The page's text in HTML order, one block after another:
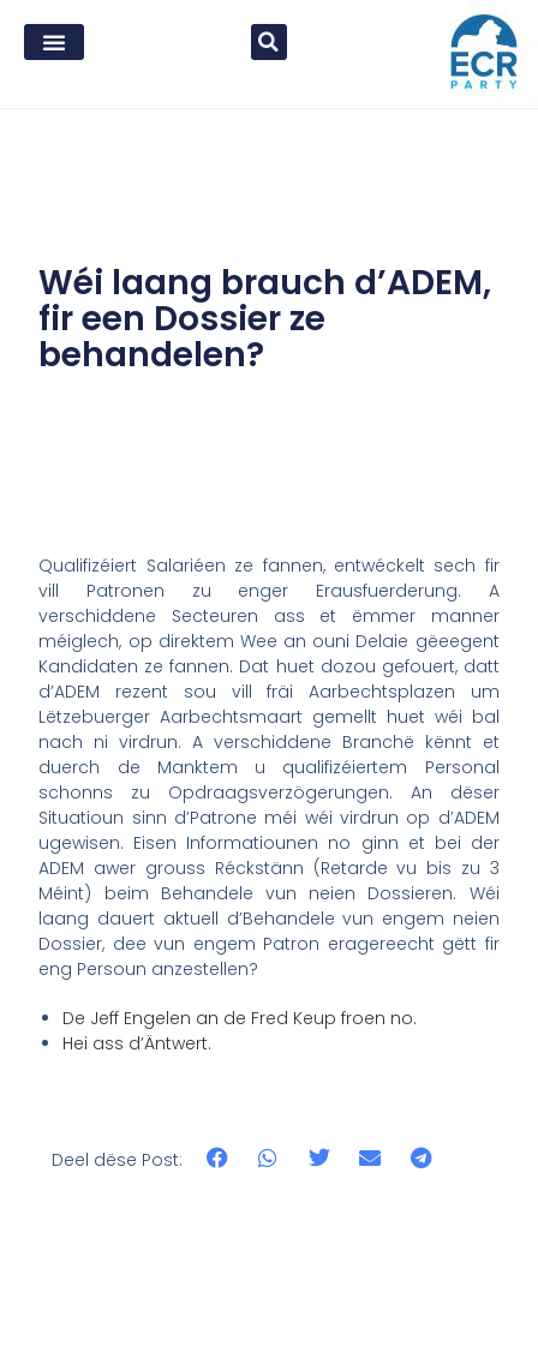
Wéi laang brauch d’ADEM,
fir een Dossier ze
behandelen?
Qualifizéiert Salariéen ze fannen, entwéckelt sech fir
vill Patronen zu enger Erausfuerderung. A
verschiddene Secteuren ass et ëmmer manner
méiglech, op direktem Wee an ouni Delaie gëeegent
Kandidaten ze fannen. Dat huet dozou gefouert, datt
d’ADEM rezent sou vill fräi Aarbechtsplazen um
Lëtzebuerger Aarbechtsmaart gemellt huet wéi bal
nach ni virdrun. A verschiddene Branchë kënnt et
duerch de Manktem u qualifizéiertem Personal
schonns zu Opdraagsverzögerungen. An dëser
Situatioun sinn d’Patrone méi wéi virdrun op d’ADEM
ugewisen. Eisen Informatiounen no ginn et bei der
ADEM awer grouss Réckstänn (Retarde vu bis zu 3
Méint) beim Behandele vun neien Dossieren. Wéi
laang dauert aktuell d’Behandele vun engem neien
Dossier, dee vun engem Patron eragereecht gëtt fir
eng Persoun anzestellen?
De Jeff Engelen an de Fred Keup froen no.
Hei ass d’Äntwert.
Deel dëse Post: